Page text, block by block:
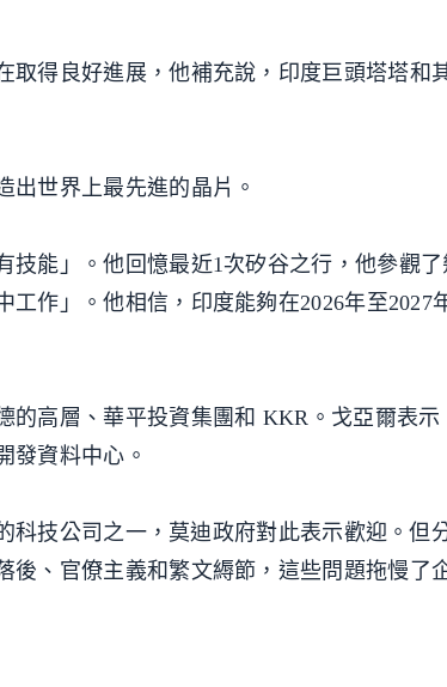
得良好進展，他補充說，印度巨頭塔塔和
出世界上最先進的晶片。
能」。他回憶最近1次矽谷之行，他參觀了
作」。他相信，印度能夠在2026年至2027
的高層、華平投資集團和 KKR。戈亞爾表示
發資料中心。
科技公司之一，莫迪政府對此表示歡迎。但
後、官僚主義和繁文縟節，這些問題拖慢了